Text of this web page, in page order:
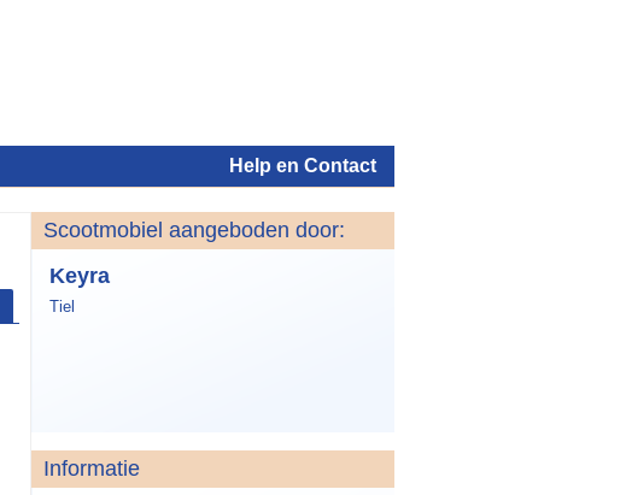
Help en Contact
Scootmobiel aangeboden door:
Keyra
Tiel
Informatie